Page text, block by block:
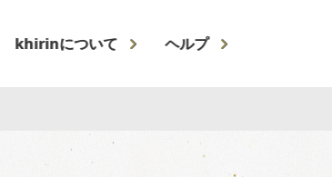
khirinについて ヘルプ